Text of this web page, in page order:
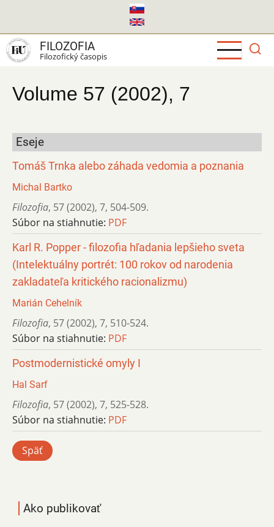
hlavný
obsah
FILOZOFIA
Filozofický časopis
Volume 57 (2002), 7
Eseje
Tomáš Trnka alebo záhada vedomia a poznania
Michal Bartko
Filozofia, 57 (2002), 7, 504-509.
Súbor na stiahnutie: PDF
Karl R. Popper - filozofia hľadania lepšieho sveta
(Intelektuálny portrét: 100 rokov od narodenia
zakladateľa kritického racionalizmu)
Marián Cehelník
Filozofia, 57 (2002), 7, 510-524.
Súbor na stiahnutie: PDF
Postmodernistické omyly I
Hal Sarf
Filozofia, 57 (2002), 7, 525-528.
Súbor na stiahnutie: PDF
Späť
Ako publikovať